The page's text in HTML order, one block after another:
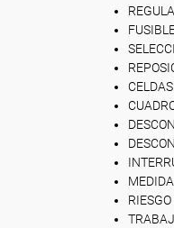
RIESGO